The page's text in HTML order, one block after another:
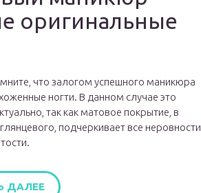
оригинальные
что залогом успешного маникюра
ногти. В данном случае это
так как матовое покрытие, в
подчеркивает все неровности
ДАЛЕЕ